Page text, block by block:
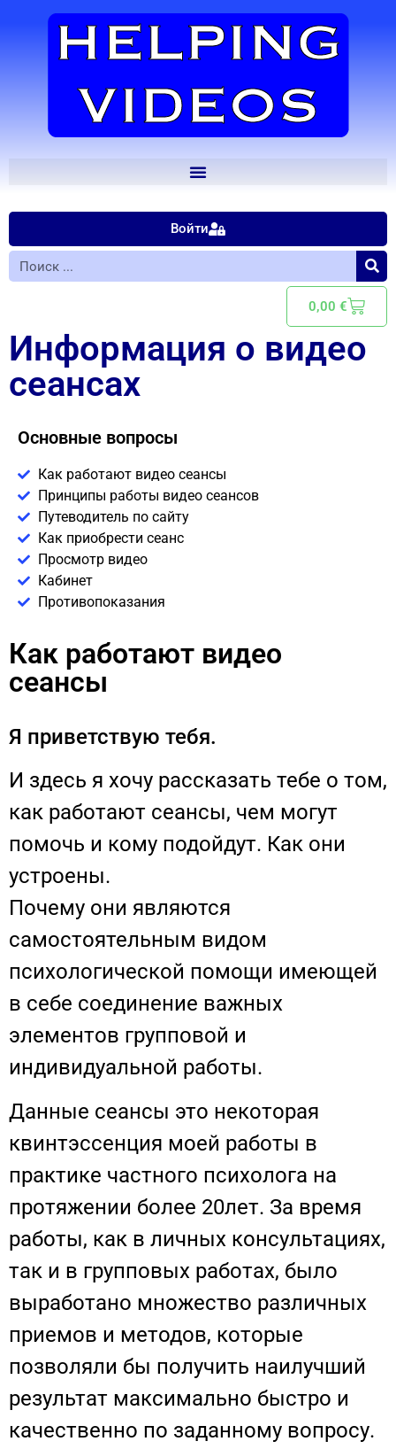
Войти
0,00 €
Информация о видео
сеансах
Основные вопросы
Как работают видео сеансы
Принципы работы видео сеансов
Путеводитель по сайту
Как приобрести сеанс
Просмотр видео
Кабинет
Противопоказания
Как работают видео
сеансы
Я приветствую тебя.
И здесь я хочу рассказать тебе о том,
как работают сеансы, чем могут
помочь и кому подойдут. Как они
устроены.
Почему они являются
самостоятельным видом
психологической помощи имеющей
в себе соединение важных
элементов групповой и
индивидуальной работы.
Данные сеансы это некоторая
квинтэссенция моей работы в
практике частного психолога на
протяжении более 20лет. За время
работы, как в личных консультациях,
так и в групповых работах, было
выработано множество различных
приемов и методов, которые
позволяли бы получить наилучший
результат максимально быстро и
качественно по заданному вопросу.